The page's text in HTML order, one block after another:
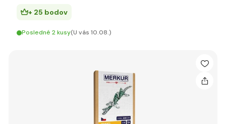
+ 25 bodov
Posledné 2 kusy(U vás 10.08.)